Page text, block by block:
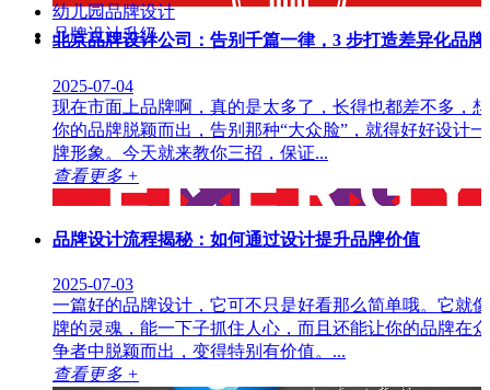
幼儿园品牌设计
品牌设计升级
北京品牌设计公司：告别千篇一律，3 步打造差异化品牌
2025-07-04
现在市面上品牌啊，真的是太多了，长得也都差不多，
你的品牌脱颖而出，告别那种“大众脸”，就得好好设计
牌形象。今天就来教你三招，保证...
查看更多 +
品牌设计流程揭秘：如何通过设计提升品牌价值
2025-07-03
一篇好的品牌设计，它可不只是好看那么简单哦。它就
牌的灵魂，能一下子抓住人心，而且还能让你的品牌在
争者中脱颖而出，变得特别有价值。...
查看更多 +